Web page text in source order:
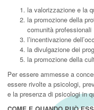
la valorizzazione e la
la promozione della
comunità professionali
l’incentivazione
la divulgazione dei
la promozione della
Per essere ammesse a
essere rivolte a psicologi,
e la presenza di psicologi in